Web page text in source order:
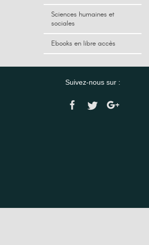
Sciences humaines et
sociales
Ebooks en libre accès
Suivez-nous sur :